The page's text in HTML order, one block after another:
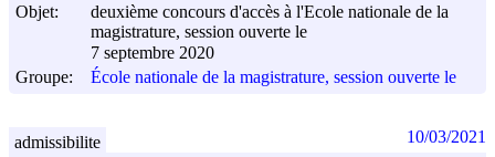
Objet:
deuxième concours d'accès à l'Ecole nationale de la
magistrature, session ouverte le
7 septembre 2020
Groupe:
École nationale de la magistrature, session ouverte le
admissibilite 10/03/2021